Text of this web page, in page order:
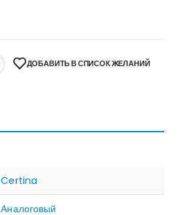
ДОБАВИТЬ В СПИСОК ЖЕЛАНИЙ
Certina
Аналоговый